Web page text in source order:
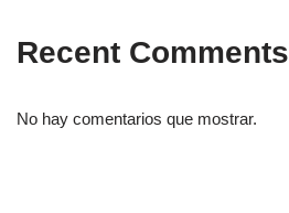
Recent Comments
No hay comentarios que mostrar.